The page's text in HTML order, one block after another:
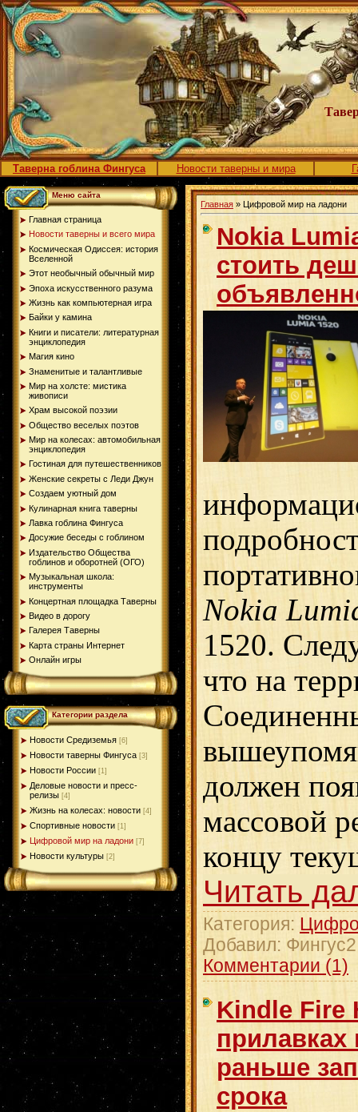
Таверна гоблина Фингуса Новости таверны и мира
Меню сайта
Главная страница
Новости таверны и всего мира
Космическая Одиссея: история
Вселенной
Этот необычный обычный мир
Эпоха искусственного разума
Жизнь как компьютерная игра
Байки у камина
Книги и писатели: литературная
энциклопедия
Магия кино
Знаменитые и талантливые
Мир на холсте: мистика
живописи
Храм высокой поэзии
Общество веселых поэтов
Мир на колесах: автомобильная
энциклопедия
Гостиная для путешественников
Женские секреты с Леди Джун
Создаем уютный дом
Кулинарная книга таверны
Лавка гоблина Фингуса
Досужие беседы с гоблином
Издательство Общества
гоблинов и оборотней (ОГО)
Музыкальная школа:
инструменты
Концертная площадка Таверны
Видео в дорогу
Галерея Таверны
Карта страны Интернет
Онлайн игры
Категории раздела
Новости Средиземья [6]
Новости таверны Фингуса [3]
Новости России [1]
Деловые новости и пресс-
релизы [4]
Жизнь на колесах: новости [4]
Спортивные новости [1]
Цифровой мир на ладони [7]
Новости культуры [2]
Главная » Цифровой мир на ладони
Nokia
стоить
Nokia
1520.
что на
должен
массовой
концу
Читать
Категория:
Добавил: Фингус2
Комментарии (1)
Kindle Fire
прилавках
раньше
срока